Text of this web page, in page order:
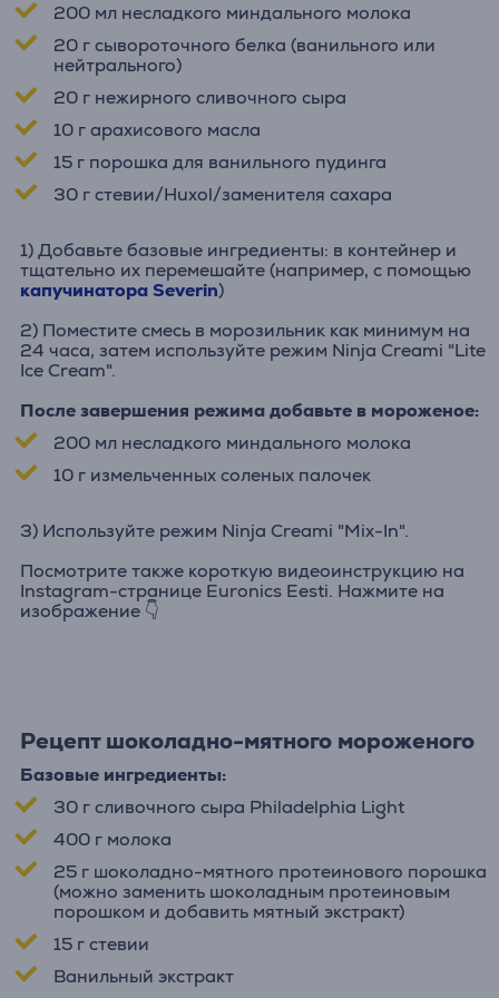
200 мл несладкого миндального молока
20 г сывороточного белка (ванильного или
нейтрального)
20 г нежирного сливочного сыра
10 г арахисового масла
15 г порошка для ванильного пудинга
30 г стевии/Huxol/заменителя сахара
1) Добавьте базовые ингредиенты: в контейнер и
тщательно их перемешайте (например, с помощью
капучинатора Severin)
2) Поместите смесь в морозильник как минимум на
24 часа, затем используйте режим Ninja Creami "Lite
Ice Cream".
После завершения режима добавьте в мороженое:
200 мл несладкого миндального молока
10 г измельченных соленых палочек
3) Используйте режим Ninja Creami "Mix-In".
Посмотрите также короткую видеоинструкцию на
Instagram-странице Euronics Eesti. Нажмите на
изображение 👇
Рецепт шоколадно-мятного мороженого
Базовые ингредиенты:
30 г сливочного сыра Philadelphia Light
400 г молока
25 г шоколадно-мятного протеинового порошка
(можно заменить шоколадным протеиновым
порошком и добавить мятный экстракт)
15 г стевии
Ванильный экстракт